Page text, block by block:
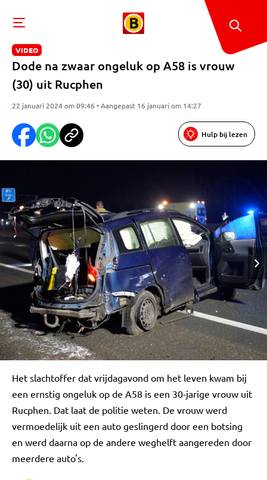
VIDEO
Dode na zwaar ongeluk op A58 is vrouw
(30) uit Rucphen
22 januari 2024 om 09:46 • Aangepast 16 januari om 14:27
Hulp bij lezen
Het slachtoffer dat vrijdagavond om het leven kwam bij
een ernstig ongeluk op de A58 is een 30-jarige vrouw uit
Rucphen. Dat laat de politie weten. De vrouw werd
vermoedelijk uit een auto geslingerd door een botsing
en werd daarna op de andere weghelft aangereden door
meerdere auto's.